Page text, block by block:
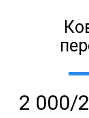
2 000/